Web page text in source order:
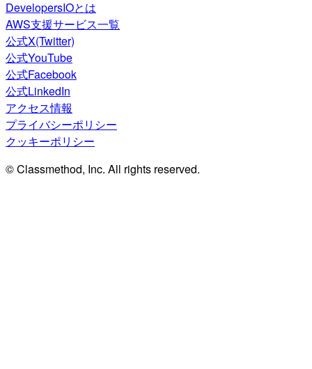
DevelopersIOとは
AWS支援サービス一覧
公式X(Twitter)
公式YouTube
公式Facebook
公式LinkedIn
アクセス情報
プライバシーポリシー
クッキーポリシー
© Classmethod, Inc. All rights reserved.